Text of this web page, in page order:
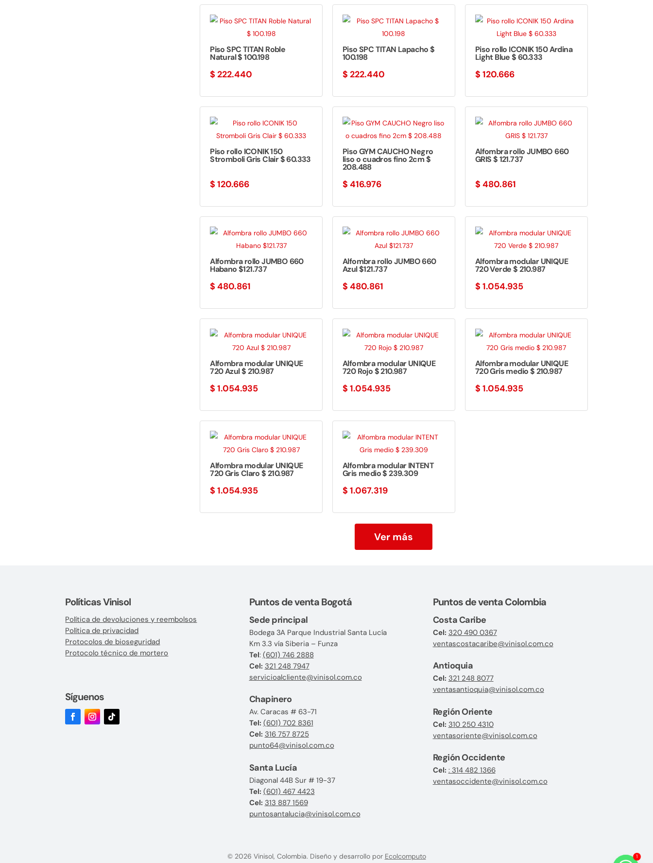
Piso SPC TITAN Roble
Natural $ 100.198
$ 222.440
Piso SPC TITAN Lapacho $
100.198
$ 222.440
Piso rollo ICONIK 150 Ardina
Light Blue $ 60.333
$ 120.666
Piso rollo ICONIK 150
Stromboli Gris Clair $ 60.333
$ 120.666
Piso GYM CAUCHO Negro
liso o cuadros fino 2cm $
208.488
$ 416.976
Alfombra rollo JUMBO 660
GRIS $ 121.737
$ 480.861
Alfombra rollo JUMBO 660
Habano $121.737
$ 480.861
Alfombra rollo JUMBO 660
Azul $121.737
$ 480.861
Alfombra modular UNIQUE
720 Verde $ 210.987
$ 1.054.935
Alfombra modular UNIQUE
720 Azul $ 210.987
$ 1.054.935
Alfombra modular UNIQUE
720 Rojo $ 210.987
$ 1.054.935
Alfombra modular UNIQUE
720 Gris medio $ 210.987
$ 1.054.935
Alfombra modular UNIQUE
720 Gris Claro $ 210.987
$ 1.054.935
Alfombra modular INTENT
Gris medio $ 239.309
$ 1.067.319
Ver más
Políticas Vinisol
Política de devoluciones y reembolsos
Política de privacidad
Protocolos de bioseguridad
Protocolo técnico de mortero
Síguenos
Puntos de venta Bogotá
Sede principal
Bodega 3A Parque Industrial Santa Lucía
Km 3.3 vía Siberia – Funza
Tel: (601) 746 2888
Cel: 321 248 7947
servicioalcliente@vinisol.com.co
Chapinero
Av. Caracas # 63-71
Tel: (601) 702 8361
Cel: 316 757 8725
punto64@vinisol.com.co
Santa Lucía
Diagonal 44B Sur # 19-37
Tel: (601) 467 4423
Cel: 313 887 1569
puntosantalucia@vinisol.com.co
Puntos de venta Colombia
Costa Caribe
Cel: 320 490 0367
ventascostacaribe@vinisol.com.co
Antioquia
Cel: 321 248 8077
ventasantioquia@vinisol.com.co
Región Oriente
Cel: 310 250 4310
ventasoriente@vinisol.com.co
Región Occidente
Cel: : 314 482 1366
ventasoccidente@vinisol.com.co
© 2026 Vinisol, Colombia. Diseño y desarrollo por Ecolcomputo